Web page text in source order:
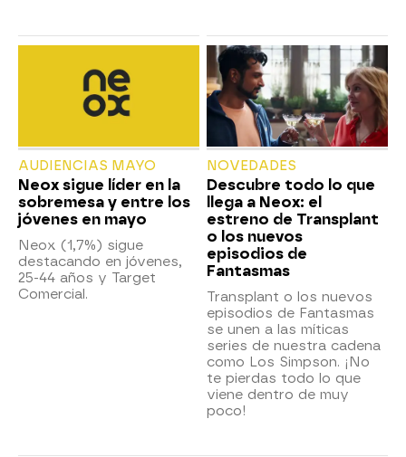
AUDIENCIAS MAYO
Neox sigue líder en la
sobremesa y entre los
jóvenes en mayo
Neox (1,7%) sigue
destacando en jóvenes,
25-44 años y Target
Comercial.
NOVEDADES
Descubre todo lo que
llega a Neox: el
estreno de Transplant
o los nuevos
episodios de
Fantasmas
Transplant o los nuevos
episodios de Fantasmas
se unen a las míticas
series de nuestra cadena
como Los Simpson. ¡No
te pierdas todo lo que
viene dentro de muy
poco!